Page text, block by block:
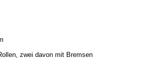
zwei davon mit Bremsen